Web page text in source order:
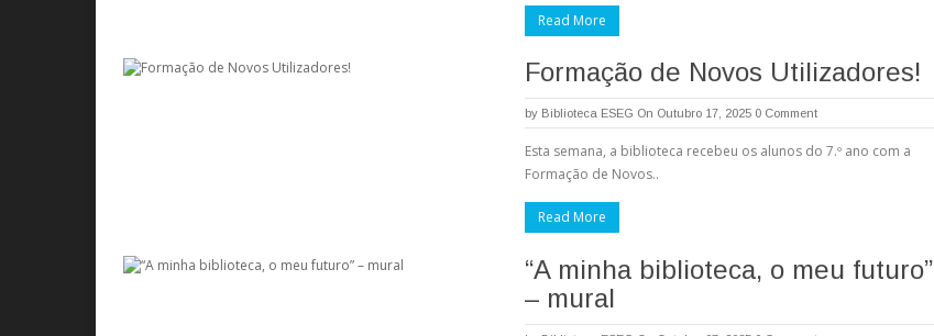
Read More
Formação de Novos Utilizadores!
by Biblioteca ESEG On Outubro 17, 2025 0 Comment
Esta semana, a biblioteca recebeu os alunos do 7.º ano com a
Formação de Novos..
Read More
“A minha biblioteca, o meu futuro”
– mural